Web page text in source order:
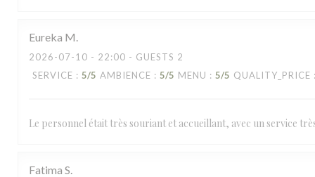
Eureka M
2026-07-10 - 22:00 - GUESTS 2
SERVICE : 5/5 AMBIENCE : 5/5 MENU : 5/5 QUALITY_PRICE
Le personnel était très souriant et accueillant, avec un service
Fatima S